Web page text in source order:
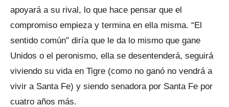
apoyará a su rival, lo que hace pensar que el
compromiso empieza y termina en ella misma. “El
sentido común” diría que le da lo mismo que gane
Unidos o el peronismo, ella se desentenderá, seguirá
viviendo su vida en Tigre (como no ganó no vendrá a
vivir a Santa Fe) y siendo senadora por Santa Fe por
cuatro años más.